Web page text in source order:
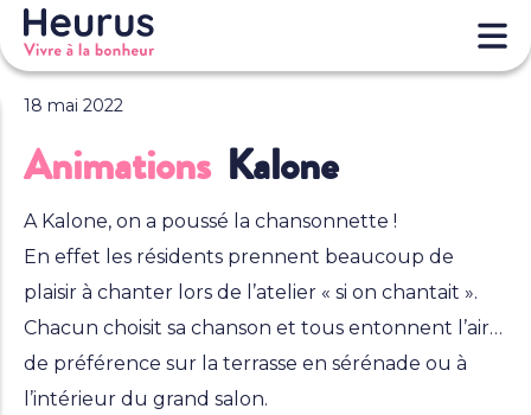
18 mai 2022
Animations Kalone
A Kalone, on a poussé la chansonnette !
En effet les résidents prennent beaucoup de
plaisir à chanter lors de l’atelier « si on chantait ».
Chacun choisit sa chanson et tous entonnent l’air…
de préférence sur la terrasse en sérénade ou à
l’intérieur du grand salon.